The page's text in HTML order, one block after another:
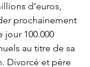
d’euros,
prochainement
100.000
au titre de sa
Divorcé et père